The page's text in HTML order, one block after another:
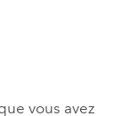
vous avez